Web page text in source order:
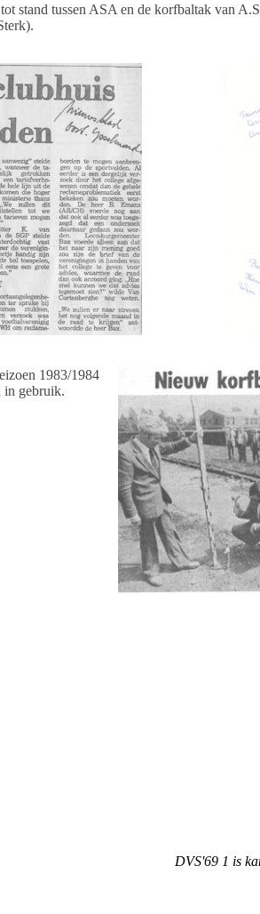
stand tussen ASA en de korfbaltak van
1983/1984
in gebruik.
DVS'69 1 is